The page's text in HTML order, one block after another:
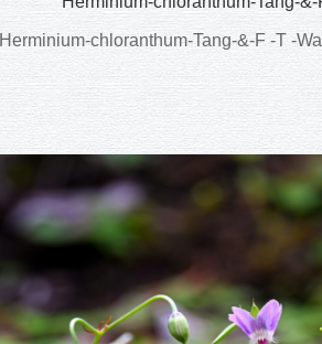
Herminium-chloranthum-Tang-&-F -T -